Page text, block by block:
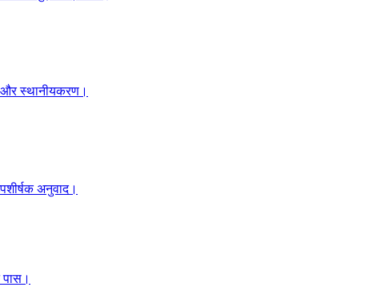
और स्थानीयकरण।
अनुवाद।